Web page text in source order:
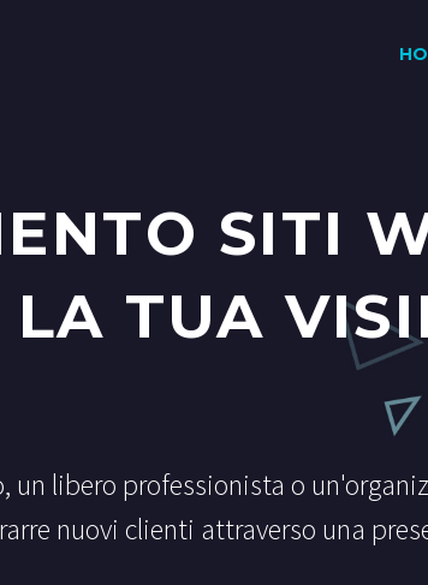
SITI
TUA
un libero professionista o
nuovi clienti attraverso una